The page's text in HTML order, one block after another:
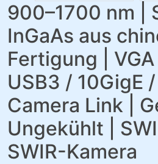
900–1700 nm |
InGaAs aus
Fertigung | VGA
USB3 / 10GigE
Camera Link |
Ungekühlt |
SWIR-Kamera